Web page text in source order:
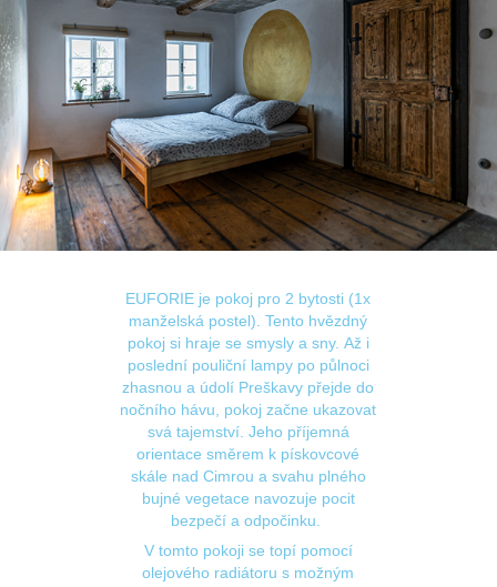
EUFORIE je pokoj pro 2 bytosti (1x
manželská postel). Tento hvězdný
pokoj si hraje se smysly a sny. Až i
poslední pouliční lampy po půlnoci
zhasnou a údolí Preškavy přejde do
nočního hávu, pokoj začne ukazovat
svá tajemství. Jeho příjemná
orientace směrem k pískovcové
skále nad Cimrou a svahu plného
bujné vegetace navozuje pocit
bezpečí a odpočinku.
V tomto pokoji se topí pomocí
olejového radiátoru s možným